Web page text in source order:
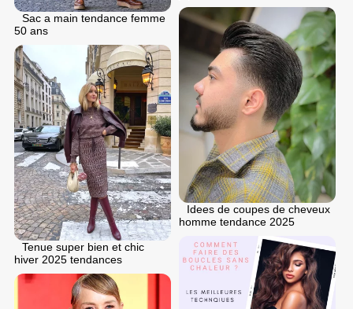
Sac a main tendance femme
50 ans
Idees de coupes de cheveux
homme tendance 2025
Tenue super bien et chic
hiver 2025 tendances